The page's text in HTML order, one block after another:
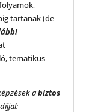
tartanak (de
tematikus
abiztos